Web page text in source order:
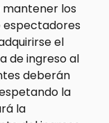
mantener los
espectadores
el
de ingreso al
deberán
la
la